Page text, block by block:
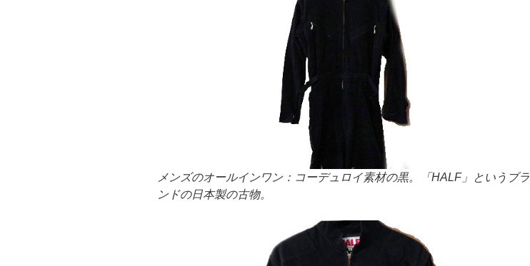
メンズのオールインワン：コーデュロイ素材の黒。「HALF」というブラ
ンドの日本製の古物。